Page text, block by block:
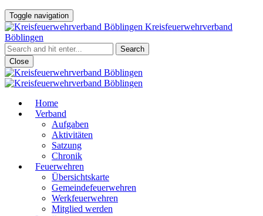
Toggle navigation
Kreisfeuerwehrverband
Böblingen
Close
Home
Verband
Aufgaben
Aktivitäten
Satzung
Chronik
Feuerwehren
Übersichtskarte
Gemeindefeuerwehren
Werkfeuerwehren
Mitglied werden